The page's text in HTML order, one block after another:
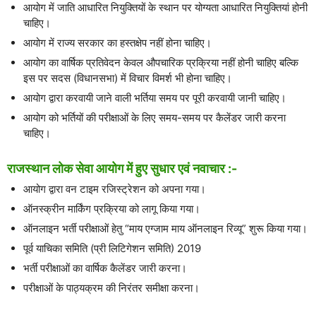
आयोग में जाति आधारित नियुक्तियों के स्थान पर योग्यता आधारित नियुक्तियां होनी
चाहिए।
आयोग में राज्य सरकार का हस्तक्षेप नहीं होना चाहिए।
आयोग का वार्षिक प्रतिवेदन केवल औपचारिक प्रक्रिया नहीं होनी चाहिए बल्कि
इस पर सदस (विधानसभा) में विचार विमर्श भी होना चाहिए।
आयोग द्वारा करवायी जाने वाली भर्तिया समय पर पूरी करवायी जानी चाहिए।
आयोग को भर्तियों की परीक्षाओं के लिए समय-समय पर कैलेंडर जारी करना
चाहिए।
राजस्थान लोक सेवा आयोग में हुए सुधार एवं नवाचार :-
आयोग द्वारा वन टाइम रजिस्ट्रेशन को अपना गया।
ऑनस्क्रीन मार्किंग प्रक्रिया को लागू किया गया।
ऑनलाइन भर्ती परीक्षाओं हेतु “माय एग्जाम माय ऑनलाइन रिव्यू” शुरू किया गया।
पूर्व याचिका समिति (प्री लिटिगेशन समिति) 2019
भर्ती परीक्षाओं का वार्षिक कैलेंडर जारी करना।
परीक्षाओं के पाठ्यक्रम की निरंतर समीक्षा करना।